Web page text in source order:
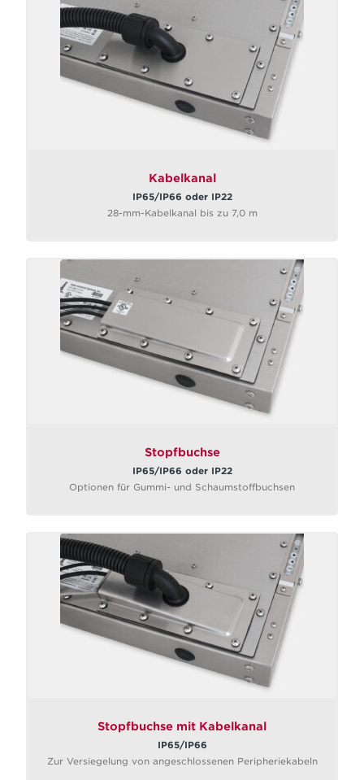
Kabelkanal
IP65/IP66 oder IP22
28-mm-Kabelkanal bis zu 7,0 m
Stopfbuchse
IP65/IP66 oder IP22
Optionen für Gummi- und Schaumstoffbuchsen
Stopfbuchse mit Kabelkanal
IP65/IP66
Zur Versiegelung von angeschlossenen Peripheriekabeln